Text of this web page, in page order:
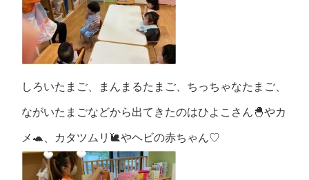
しろいたまご、まんまるたまご、ちっちゃなたまご、
ながいたまごなどから出てきたのはひよこさん🐣やカ
メ🐢、カタツムリ🐌やヘビの赤ちゃん♡